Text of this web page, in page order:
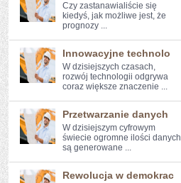
Czy zastanawialiście ​się
‍kiedyś, jak możliwe⁣ jest, że​
prognozy ...
Innowacyjne technolo
W dzisiejszych⁢ czasach,
rozwój technologii‌ odgrywa
coraz większe ​znaczenie ...
Przetwarzanie danych
W dzisiejszym cyfrowym
świecie ogromne ⁤ilości danych
⁤są generowane ...
Rewolucja w demokrac